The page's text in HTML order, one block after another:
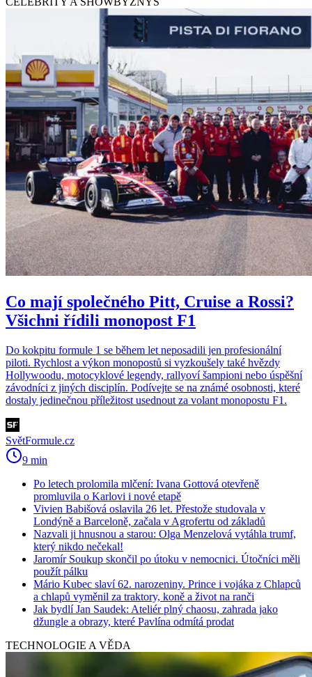
Co mají společného Pitt, Cruise a Rossi?
Všichni řídili monopost F1
Do kokpitu formule 1 se během let neposadili jen profesionální
piloti. Rychlost a výkon monopostů si vyzkoušely také hvězdy
Hollywoodu, motocyklové legendy, rallyoví šampioni nebo úspěšní
závodníci z jiných disciplín. Podívejte se na známé osobnosti, které
dostaly jedinečnou příležitost usednout za volant monopostu F1.
SvětFormule.cz
9 min
Po letech prolomila mlčení: Ivana Gottová otevřeně
promluvila o Karlovi i nové etapě
Vivien Babišová oslavila 26 let. Přestože studovala v
Londýně a Barceloně, začala v Agrofertu od základů
Nazvali ji hnusnou a starou: Olga Menzelová vytáhla trumf,
který nikdo nečekal!
Jaromír Soukup skončil po útoku v nemocnici. Útočníci měli
použít pálku
Mário Kubec slaví 62. narozeniny. Prince i vojáka z Chlapců
a chlapů vyměnil za traktory, koně a život na ranči
Jak bydlí Jan Saudek: Ateliér plný chaosu, zahrada jako
džungle a obrazy, které Pavlína odmítá prodat
TECHNOLOGIE A VĚDA